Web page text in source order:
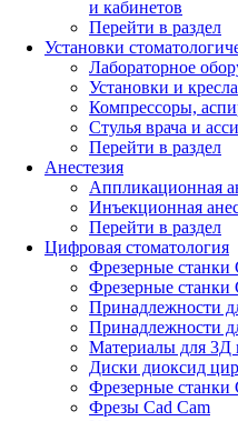
и кабинетов
Перейти в раздел
Установки
Лабораторное
Установки и
Компрессоры,
Стулья врача и
Перейти в раздел
Анестезия
Аппликационная
Инъекционная
Перейти в раздел
Цифровая стоматология
Фрезерные станки
Фрезерные станки
Принадлежности
Принадлежности
Материалы для 3Д
Диски диоксид
Фрезерные станки
Фрезы Cad Cam